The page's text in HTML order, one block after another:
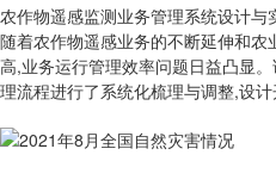
农作物遥感监测业务管理系统设计与
随着农作物遥感业务的不断延伸和
高,业务运行管理效率问题日益凸显
理流程进行了系统化梳理与调整,设